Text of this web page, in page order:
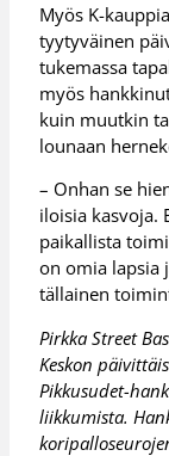
Myös K-
tyytyväinen
tukemassa
myös
kuin muutkin
lounaan
– Onhan se
iloisia kasvoja.
paikallista
on omia lapsia
tällainen
Pirkka Street
Keskon
Pikkusudet-
liikkumista.